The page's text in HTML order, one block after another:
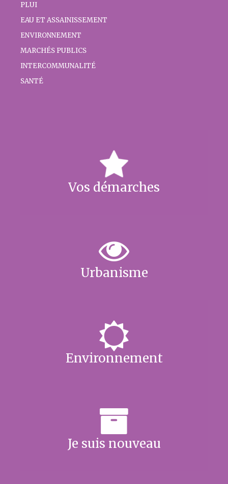
PLUI
EAU ET ASSAINISSEMENT
ENVIRONNEMENT
MARCHÉS PUBLICS
INTERCOMMUNALITÉ
SANTÉ
Vos démarches
Urbanisme
Environnement
Je suis nouveau